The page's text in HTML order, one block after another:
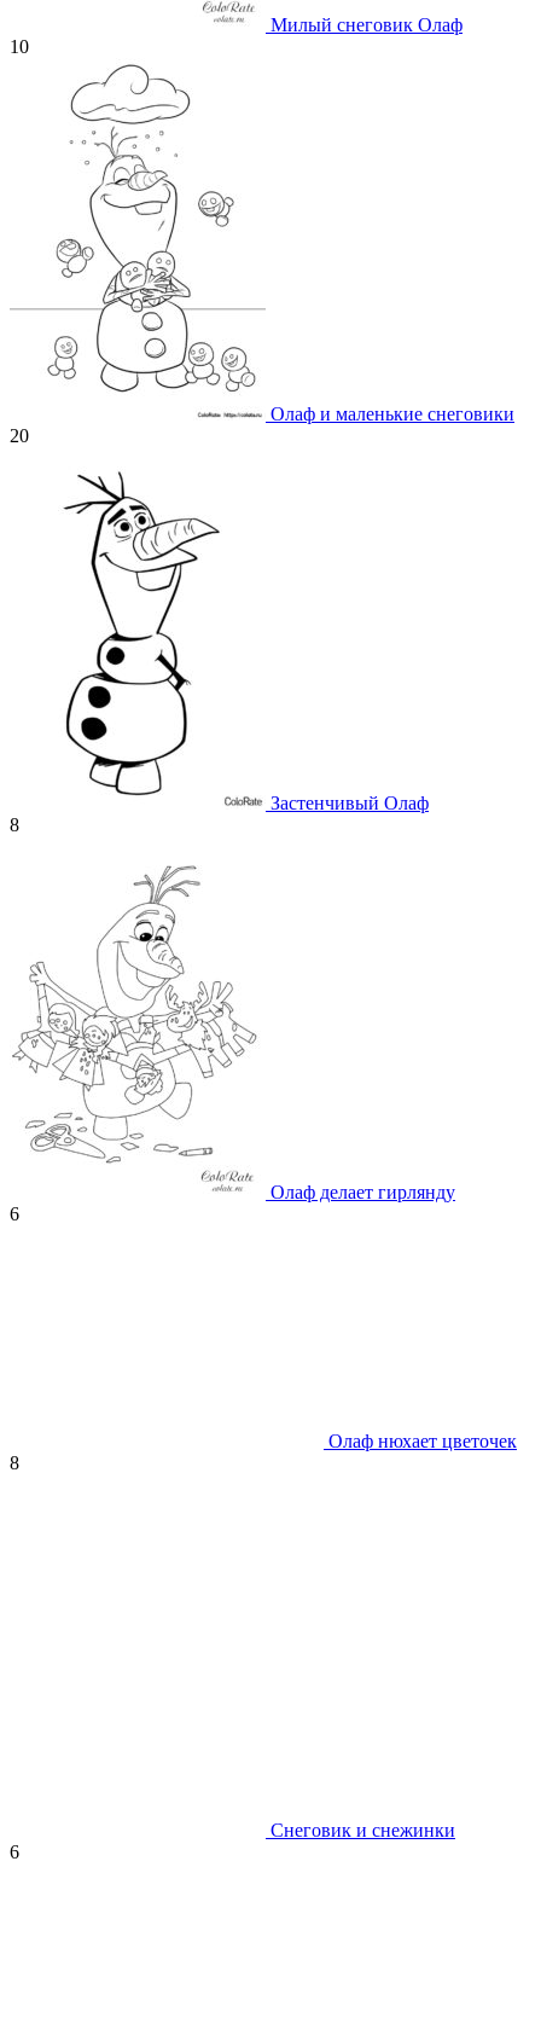
Милый снеговик Олаф
10
Олаф и маленькие снеговики
20
Застенчивый Олаф
8
Олаф делает гирлянду
6
Олаф нюхает цветочек
8
Снеговик и снежинки
6